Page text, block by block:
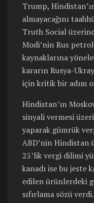
Trump,
almayacağını
Truth Social
Modi’nin Rus
kaynaklarına
kararın Rusya-
için kritik bir adım
Hindistan’ın
sinyali vermesi
yaparak gümrük
ABD’nin Hindistan
25’lik vergi dilimi
kanadı ise bu jeste
edilen ürünlerdeki
sıfırlama sözü verdi.